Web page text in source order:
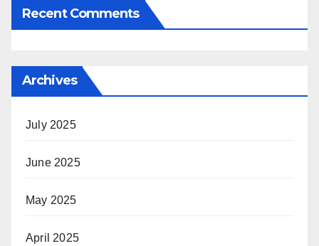
Recent Comments
Archives
July 2025
June 2025
May 2025
April 2025